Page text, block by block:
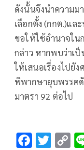
ดังนั้นจึงนำความม
เลือกตั้ง (กกต.)แล
ขอให้ใช้อำนาจใน
กล่าว หากพบว่าเ
ให้เสนอเรื่องไปยั
พิพากษายุบพรรคดั
มาตรา 92 ต่อไป
F T C